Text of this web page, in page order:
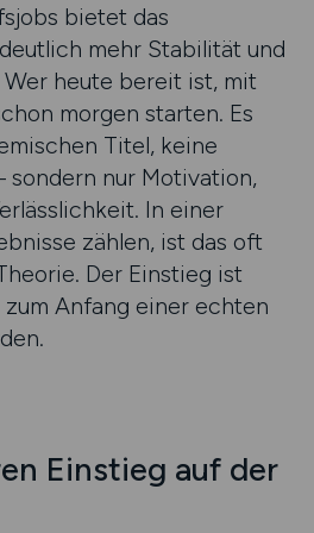
bietet das
mehr Stabilität und
heute bereit ist, mit
morgen starten. Es
Titel, keine
sondern nur Motivation,
In einer
zählen, ist das oft
Der Einstieg ist
Anfang einer echten
Einstieg auf der